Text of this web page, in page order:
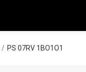
A
PS 07RV 1BO1O1